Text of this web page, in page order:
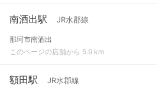
南酒出駅 JR水郡線
那珂市南酒出
このページの店舗から 5.9 km
額田駅 JR水郡線